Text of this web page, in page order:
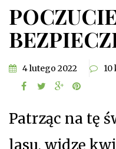
4 lutego 2022
Patrząc na tę
lasu, widzę